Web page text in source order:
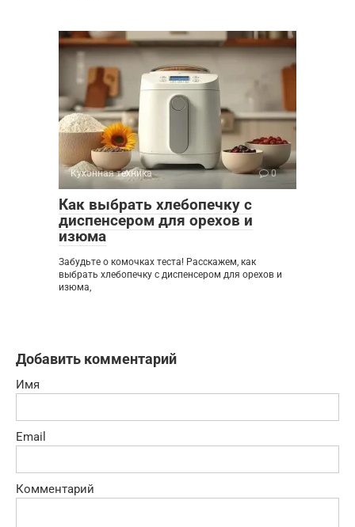
Кухонная техника 0
Как выбрать хлебопечку с
диспенсером для орехов и
изюма
Забудьте о комочках теста! Расскажем, как
выбрать хлебопечку с диспенсером для орехов и
изюма,
Добавить комментарий
Имя
Email
Комментарий